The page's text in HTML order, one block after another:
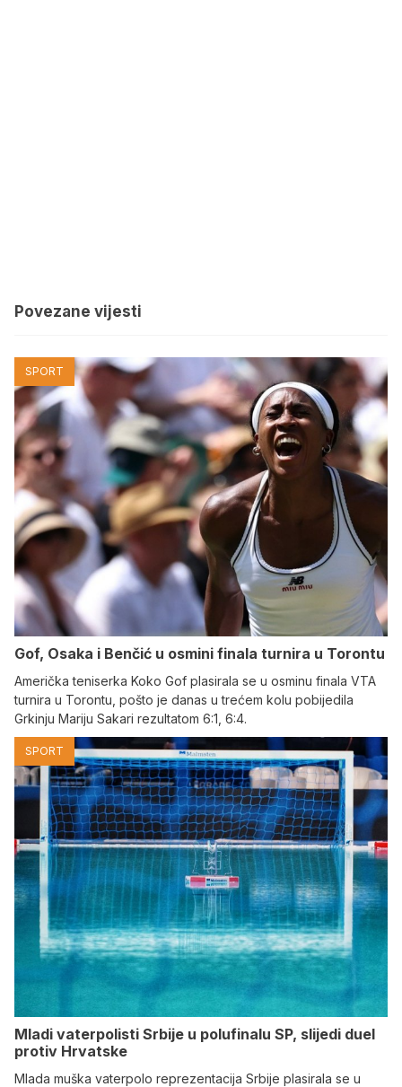
Povezane vijesti
SPORT
Gof, Osaka i Benčić u osmini finala turnira u Torontu
Američka teniserka Koko Gof plasirala se u osminu finala VTA
turnira u Torontu, pošto je danas u trećem kolu pobijedila
Grkinju Mariju Sakari rezultatom 6:1, 6:4.
SPORT
Mladi vaterpolisti Srbije u polufinalu SP, slijedi duel
protiv Hrvatske
Mlada muška vaterpolo reprezentacija Srbije plasirala se u